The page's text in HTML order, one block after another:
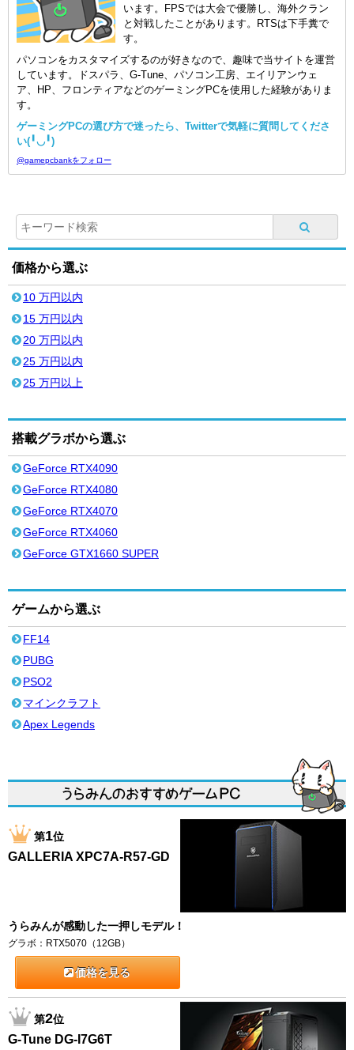
います。FPSでは大会で優勝し、海外クラン
と対戦したことがあります。RTSは下手糞で
す。
パソコンをカスタマイズするのが好きなので、趣味で当サイトを運営
しています。ドスパラ、G-Tune、パソコン工房、エイリアンウェ
ア、HP、フロンティアなどのゲーミングPCを使用した経験がありま
す。
ゲーミングPCの選び方で迷ったら、Twitterで気軽に質問してくださ
い(╹◡╹)
@gamepcbankをフォロー
価格から選ぶ
10 万円以内
15 万円以内
20 万円以内
25 万円以内
25 万円以上
搭載グラボから選ぶ
GeForce RTX4090
GeForce RTX4080
GeForce RTX4070
GeForce RTX4060
GeForce GTX1660 SUPER
ゲームから選ぶ
FF14
PUBG
PSO2
マインクラフト
Apex Legends
第1位
GALLERIA XPC7A-R57-GD
うらみんが感動した一押しモデル！
グラボ：RTX5070（12GB）
価格を見る
第2位
G-Tune DG-I7G6T